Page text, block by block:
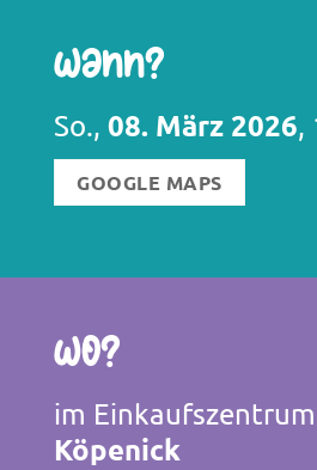
Wann?
So., 08. März 2026,
GOOGLE MAPS
Wo?
im Einkaufszentrum
Köpenick